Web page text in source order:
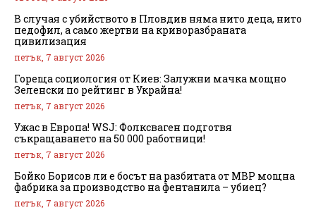
В случая с убийството в Пловдив няма нито деца, нито
педофил, а само жертви на криворазбраната
цивилизация
петък, 7 август 2026
Гореща социология от Киев: Залужни мачка мощно
Зеленски по рейтинг в Украйна!
петък, 7 август 2026
Ужас в Европа! WSJ: Фолксваген подготвя
съкращаването на 50 000 работници!
петък, 7 август 2026
Бойко Борисов ли е босът на разбитата от МВР мощна
фабрика за производство на фентанила – убиец?
петък, 7 август 2026